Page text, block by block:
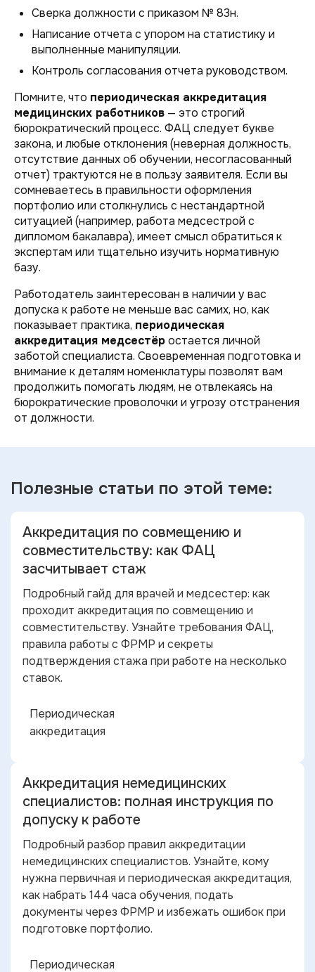
Сверка должности с приказом № 83н.
Написание отчета с упором на статистику и
выполненные манипуляции.
Контроль согласования отчета руководством.
Помните, что периодическая аккредитация
медицинских работников — это строгий
бюрократический процесс. ФАЦ следует букве
закона, и любые отклонения (неверная должность,
отсутствие данных об обучении, несогласованный
отчет) трактуются не в пользу заявителя. Если вы
сомневаетесь в правильности оформления
портфолио или столкнулись с нестандартной
ситуацией (например, работа медсестрой с
дипломом бакалавра), имеет смысл обратиться к
экспертам или тщательно изучить нормативную
базу.
Работодатель заинтересован в наличии у вас
допуска к работе не меньше вас самих, но, как
показывает практика, периодическая
аккредитация медсестёростается личной
заботой специалиста. Своевременная подготовка и
внимание к деталям номенклатуры позволят вам
продолжить помогать людям, не отвлекаясь на
бюрократические проволочки и угрозу отстранения
от должности.
Полезные статьи по этой теме:
Аккредитация по совмещению и
совместительству: как ФАЦ
засчитывает стаж
Подробный гайд для врачей и медсестер: как
проходит аккредитация по совмещению и
совместительству. Узнайте требования ФАЦ,
правила работы с ФРМР и секреты
подтверждения стажа при работе на несколько
ставок.
Периодическая
аккредитация
Аккредитация немедицинских
специалистов: полная инструкция по
допуску к работе
Подробный разбор правил аккредитации
немедицинских специалистов. Узнайте, кому
нужна первичная и периодическая аккредитация,
как набрать 144 часа обучения, подать
документы через ФРМР и избежать ошибок при
подготовке портфолио.
Периодическая